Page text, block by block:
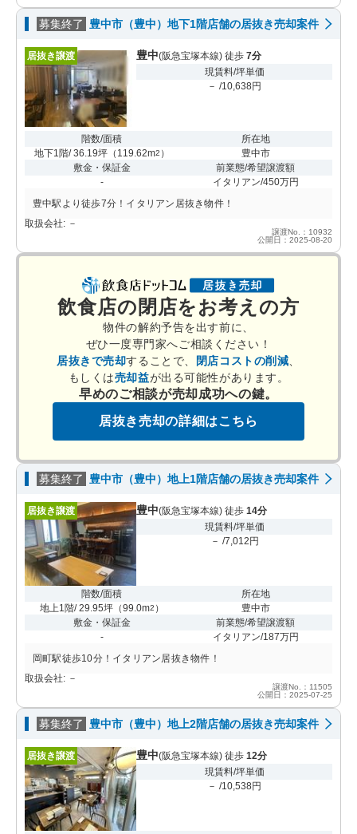
募集終了 豊中市（豊中）地下1階店舗の居抜き売却案件
居抜き譲渡 豊中(阪急宝塚本線) 徒歩 7分
現賃料/坪単価
－ /10,638円
階数/面積
地下1階/ 36.19坪（ 119.62m2 ）
所在地
豊中市
敷金・保証金
-
前業態/希望譲渡額
イタリアン/450万円
豊中駅より徒歩7分！イタリアン居抜き物件！
取扱会社: －
譲渡No.：10932
公開日：2025-08-20
飲食店の閉店をお考えの方
物件の解約予告を出す前に、
ぜひ一度専門家へご相談ください！
居抜きで売却することで、 閉店コストの削減
もしくは売却益が出る可能性があります。
早めのご相談が売却成功への鍵。
居抜き売却の詳細はこちら
募集終了 豊中市（豊中）地上1階店舗の居抜き売却案件
居抜き譲渡 豊中(阪急宝塚本線) 徒歩 14分
現賃料/坪単価
－ /7,012円
階数/面積
地上1階/ 29.95坪（99.0m2 ）
所在地
豊中市
敷金・保証金
-
前業態/希望譲渡額
イタリアン/187万円
岡町駅徒歩10分！イタリアン居抜き物件！
取扱会社: －
譲渡No.：11505
公開日：2025-07-25
募集終了 豊中市（豊中）地上2階店舗の居抜き売却案件
居抜き譲渡 豊中(阪急宝塚本線) 徒歩 12分
現賃料/坪単価
－ /10,538円